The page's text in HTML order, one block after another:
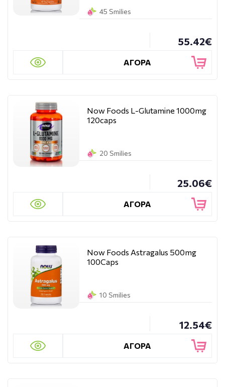
45 Smilies
55.42€
ΑΓΟΡΑ
Now Foods L-Glutamine 1000mg
120caps
20 Smilies
25.06€
ΑΓΟΡΑ
Now Foods Astragalus 500mg
100Caps
10 Smilies
12.54€
ΑΓΟΡΑ